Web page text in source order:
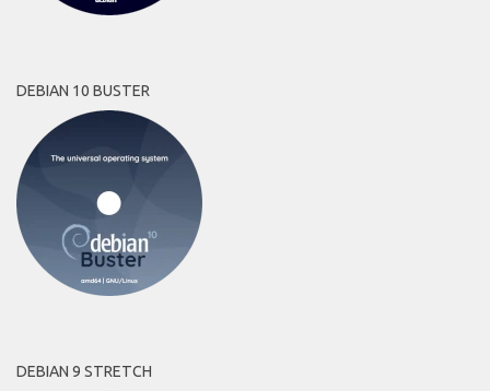
DEBIAN 10 BUSTER
DEBIAN 9 STRETCH